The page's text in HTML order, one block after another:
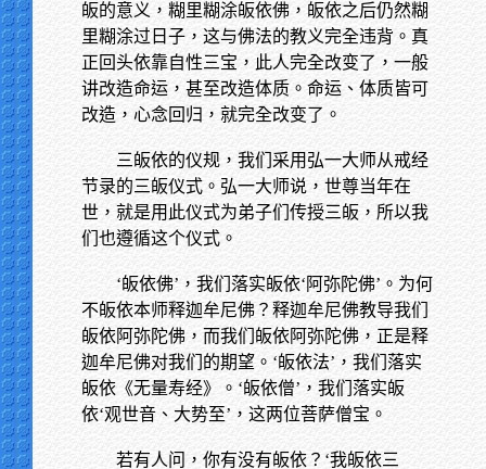
皈的意义，糊里糊涂皈依佛，皈依之后仍然糊
里糊涂过日子，这与佛法的教义完全违背。真
正回头依靠自性三宝，此人完全改变了，一般
讲改造命运，甚至改造体质。命运、体质皆可
改造，心念回归，就完全改变了。
三皈依的仪规，我们采用弘一大师从戒经
节录的三皈仪式。弘一大师说，世尊当年在
世，就是用此仪式为弟子们传授三皈，所以我
们也遵循这个仪式。
‘皈依佛’，我们落实皈依‘阿弥陀佛’。为何
不皈依本师释迦牟尼佛？释迦牟尼佛教导我们
皈依阿弥陀佛，而我们皈依阿弥陀佛，正是释
迦牟尼佛对我们的期望。‘皈依法’，我们落实
皈依《无量寿经》。‘皈依僧’，我们落实皈
依‘观世音、大势至’，这两位菩萨僧宝。
若有人问，你有没有皈依？‘我皈依三